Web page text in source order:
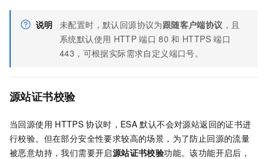
说明 未配置时，默认回源协议为跟随客户端协议 ，且
系统默认使用 HTTP 端口 80 和 HTTPS 端口
443，可根据实际需求自定义端口号。
源站证书校验
当回源使用 HTTPS 协议时， ESA 默认不会对源站返回的证书进
行校验。但在部分安全性要求较高的场景，为了防止回源的流量
被恶意劫持，我们需要开启源站证书校验功能。该功能开启后，